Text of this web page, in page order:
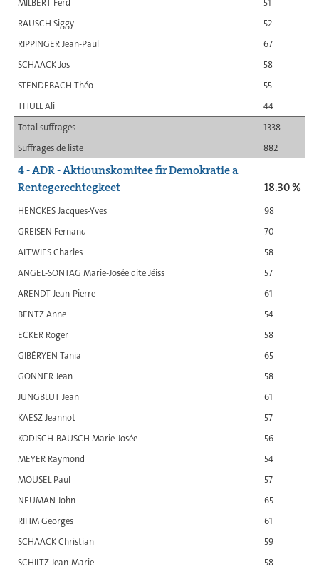
MILBERT Ferd
51
RAUSCH Siggy
52
RIPPINGER Jean-Paul
67
SCHAACK Jos
58
STENDEBACH Théo
55
THULL Ali
44
Total suffrages
1338
Suffrages de liste
882
4 - ADR - Aktiounskomitee fir Demokratie a
Rentegerechtegkeet
18.30 %
HENCKES Jacques-Yves
98
GREISEN Fernand
70
ALTWIES Charles
58
ANGEL-SONTAG Marie-Josée dite Jéiss
57
ARENDT Jean-Pierre
61
BENTZ Anne
54
ECKER Roger
58
GIBÉRYEN Tania
65
GONNER Jean
58
JUNGBLUT Jean
61
KAESZ Jeannot
57
KODISCH-BAUSCH Marie-Josée
56
MEYER Raymond
54
MOUSEL Paul
57
NEUMAN John
65
RIHM Georges
61
SCHAACK Christian
59
SCHILTZ Jean-Marie
58